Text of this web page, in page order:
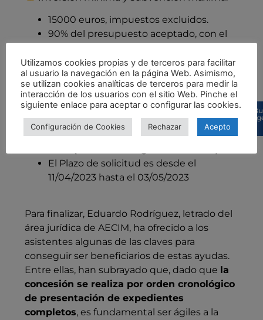
15000 euros, impuestos excluidos.
90% del presupuesto aceptado, con el
Plazos de ejecución y solicitud de la
convocatoria del 2023:
Proyectos ejecutados entre el 1 de
enero de 2023 y el
16 de octubre de
El Plazo de solicitud es desde el
11/04/2023 hasta el 03/05/2023
Para finalizar, Eduardo Rodríguez, letrado del
área jurídica de AECIM, ha ofrecido a los
asistentes algunas de las claves para
conseguir ser beneficiarios de estas ayudas.
Entre ellas, han subrayado que, dado que la
concesión se realiza por orden cronológico
de presentación de expedientes
completos, es fundamental ser ágiles a la
Utilizamos cookies propias y de terceros para facilitar
al usuario la navegación en la página Web. Asimismo,
se utilizan cookies analíticas de terceros para medir la
interacción de los usuarios con el sitio Web. Pinche el
siguiente enlace para aceptar o configurar las cookies.
Configuración de Cookies Rechazar Acepto